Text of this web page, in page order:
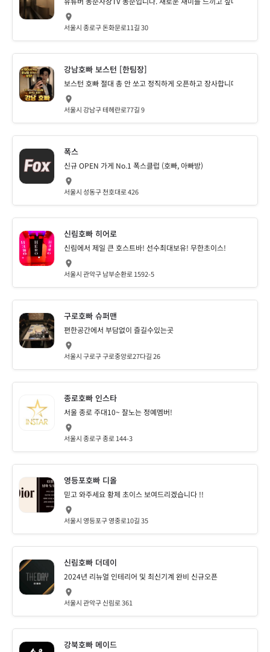
서울시 종로구 돈화문로11길 30
강남호빠 보스턴 [한팀장]
보스턴 호빠 절대 총 안 쏘고 정직하게 오픈하고 장사합니다
서울시 강남구 테헤란로77길 9
폭스
신규 OPEN 가게 No.1 폭스클럽 (호빠, 아빠방)
서울시 성동구 천호대로 426
신림호빠 히어로
신림에서 제일 큰 호스트바! 선수최대보유! 무한초이스!
서울시 관악구 남부순환로 1592-5
구로호빠 슈퍼맨
편한공간에서 부담없이 즐길수있는곳
서울시 구로구 구로중앙로27다길 26
종로호빠 인스타
서울 종로 주대10~ 잘노는 정예멤버!
서울시 종로구 종로 144-3
영등포호빠 디올
믿고 와주세요 황제 초이스 보여드리겠습니다 !!
서울시 영등포구 영중로10길 35
신림호빠 더데이
2024년 리뉴얼 인테리어 및 최신기계 완비 신규오픈
서울시 관악구 신림로 361
강북호빠 메이드